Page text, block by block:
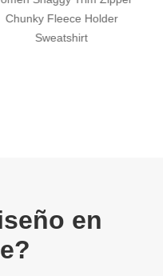
informal de forro polar
Sherpa Fuzzy para mujer
en